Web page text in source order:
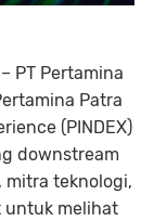
PT Pertamina
Patra
(PINDEX)
downstream
teknologi,
untuk melihat